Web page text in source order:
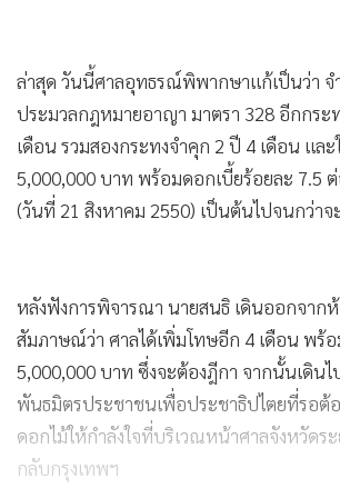
ล่าสุด วันนี้ศาลอุทธรณ์พิพากษาแก้เป็นว่า จ
ประมวลกฎหมายอาญา มาตรา 328 อีกกระ
เดือน รวมสองกระทงจำคุก 2 ปี 4 เดือน และ
5,000,000 บาท พร้อมดอกเบี้ยร้อยละ 7.5
(วันที่ 21 สิงหาคม 2550) เป็นต้นไปจนกว่าจ
หลังฟังการพิจารณา นายสนธิ เดินออกจาก
สัมภาษณ์ว่า ศาลได้เพิ่มโทษอีก 4 เดือน พร้อ
5,000,000 บาท ซึ่งจะต้องฎีกา จากนั้นเดิน
พันธมิตรประชาชนเพื่อประชาธิปไตยที่รอ
ดอกไม้ให้กำลังใจที่บริเวณหน้าศาลจังหวัดร
กลับกรุงเทพฯ